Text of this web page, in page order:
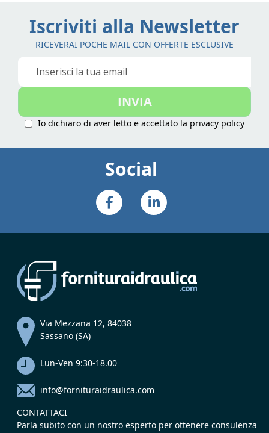
Iscriviti alla Newsletter
RICEVERAI POCHE MAIL CON OFFERTE ESCLUSIVE
Iscriviti
nostra
INVIA
Io dichiaro di aver letto e accettato la privacy policy
Social
Via Mezzana 12, 84038
Sassano (SA)
Lun-Ven 9:30-18.00
info@fornituraidraulica.com
CONTATTACI
Parla subito con un nostro esperto per ottenere consulenza